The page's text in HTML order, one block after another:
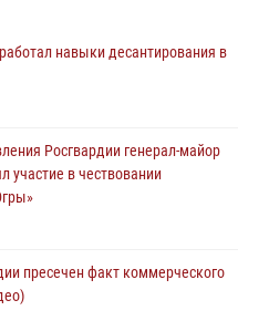
ГИБДД в выявлении
охраны Росгвардии пресекли
на Всероссийском
«Территория смыслов»
недели с 27 июля по 2
навыки десантирования в
Росгвардии генерал-майор
участие в чествовании
пресечен факт коммерческого